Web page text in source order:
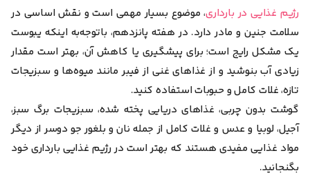
رژیم غذایی در بارداری، موضوع بسیار مهمی است و نقش اساسی در
سلامت جنین و مادر دارد. در هفته پانزدهم، باتوجه‌به اینکه یبوست
یک مشکل رایج است؛ برای پیشگیری یا کاهش آن، بهتر است مقدار
زیادی آببنوشید واز غذاهای غنی از فیبر مانند میوه‌ها و سبزیجات
تازه، غلات کامل و حبوباتاستفاده کنید.
گوشت بدون چربی، غذاهای دریایی پخته شده، سبزیجات برگ سبز،
آجیل، لوبیا و عدس و غلات کامل از جمله نان و بلغور جو دوسراز دیگر
مواد غذایی مفیدی هستند که بهتر است در رژیم غذایی بارداری خود
بگنجانید.